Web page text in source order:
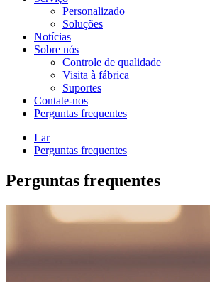
Personalizado
Soluções
Notícias
Sobre nós
Controle de qualidade
Visita à fábrica
Suportes
Contate-nos
Perguntas frequentes
Lar
Perguntas frequentes
Perguntas frequentes